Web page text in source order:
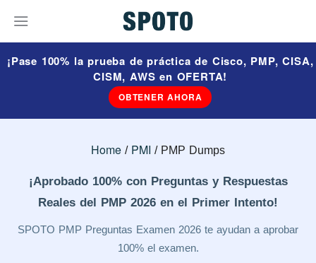
¡Pase 100% la prueba de práctica de Cisco, PMP, CISA,
CISM, AWS en OFERTA!
OBTENER AHORA
Home PMI PMP Dumps
¡Aprobado 100% con Preguntas y Respuestas
Reales del PMP 2026 en el Primer Intento!
SPOTO PMP Preguntas Examen 2026 te ayudan a aprobar
100% el examen.